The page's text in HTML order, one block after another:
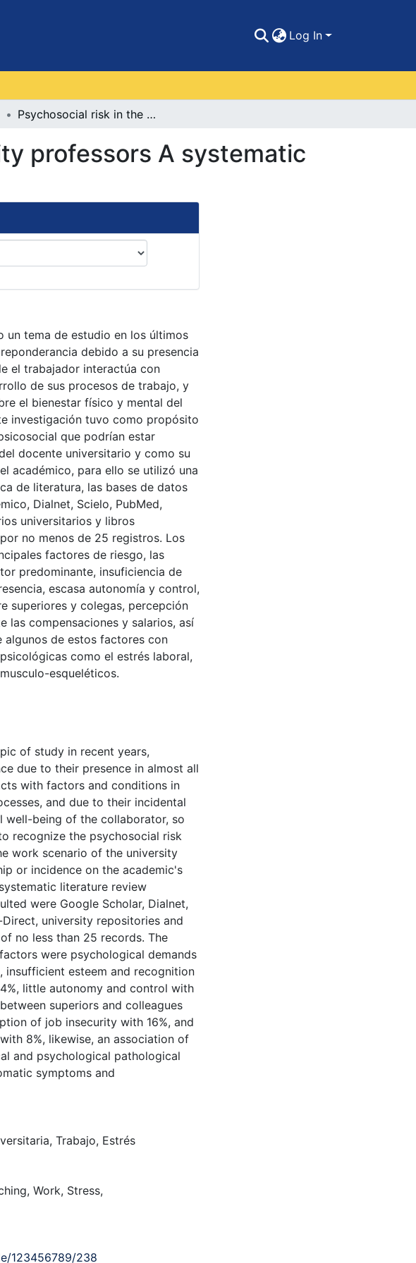
Log In
Psychosocial risk in the work of university professors A systematic review
professors A systematic
un tema de estudio en los últimos
debido a su presencia
el trabajador interactúa con
de sus procesos de trabajo, y
el bienestar físico y mental del
investigación tuvo como propósito
que podrían estar
docente universitario y como su
académico, para ello se utilizó una
de literatura, las bases de datos
Dialnet, Scielo, PubMed,
universitarios y libros
no menos de 25 registros. Los
factores de riesgo, las
predominante, insuficiencia de
escasa autonomía y control,
superiores y colegas, percepción
las compensaciones y salarios, así
algunos de estos factores con
como el estrés laboral,
esqueléticos.
of study in recent years,
due to their presence in almost all
with factors and conditions in
and due to their incidental
well-being of the collaborator, so
recognize the psychosocial risk
work scenario of the university
or incidence on the academic's
literature review
were Google Scholar, Dialnet,
university repositories and
no less than 25 records. The
were psychological demands
esteem and recognition
little autonomy and control with
superiors and colleagues
of job insecurity with 16%, and
8%, likewise, an association of
and psychological pathological
symptoms and
, Trabajo, Estrés
, Work, Stress,
123456789/238